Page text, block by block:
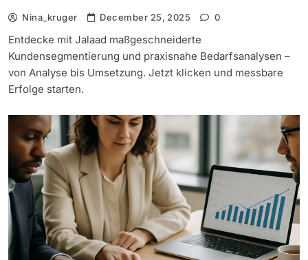
Nina_kruger December 25, 2025 0
Entdecke mit Jalaad maßgeschneiderte
Kundensegmentierung und praxisnahe Bedarfsanalysen –
von Analyse bis Umsetzung. Jetzt klicken und messbare
Erfolge starten.